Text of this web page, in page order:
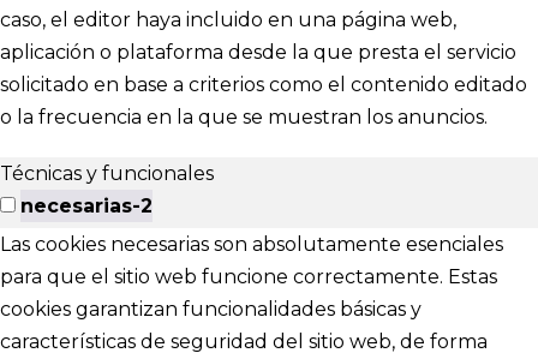
caso, el editor haya incluido en una página web,
aplicación o plataforma desde la que presta el servicio
solicitado en base a criterios como el contenido editado
o la frecuencia en la que se muestran los anuncios.
Técnicas y funcionales
necesarias-2
Las cookies necesarias son absolutamente esenciales
para que el sitio web funcione correctamente. Estas
cookies garantizan funcionalidades básicas y
características de seguridad del sitio web, de forma